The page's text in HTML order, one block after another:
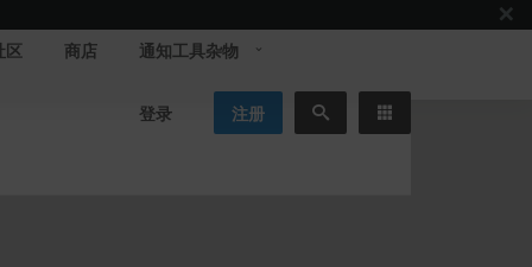
区 商店 通知工具杂物
登录 注册